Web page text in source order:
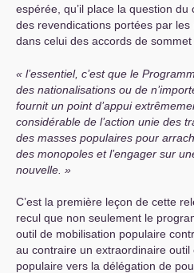
espérée, qu’il place la question du
des revendications portées par
dans celui des accords de
l’essentiel, c’est que le
des nationalisations ou de
fournit un point d’appui
considérable de l’action unie des
des masses populaires pour
des monopoles et l’engager sur
nouvelle.
C’est la première leçon de cette
recul que non seulement le
outil de mobilisation populaire
au contraire un extraordinaire outil
populaire vers la délégation de